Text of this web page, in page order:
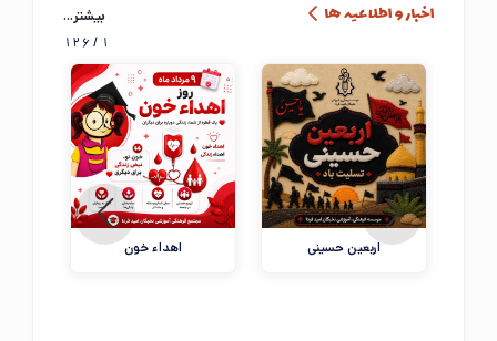
اخبار و اطلاعیه ها بیشتر...
اربعین حسینی اهداء خون
1
/
126